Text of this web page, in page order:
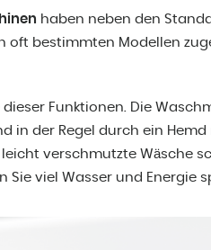
haben neben den
oft bestimmten Modellen
dieser Funktionen. Die
in der Regel durch ein
verschmutzte Wäsche
Sie viel Wasser und Energie